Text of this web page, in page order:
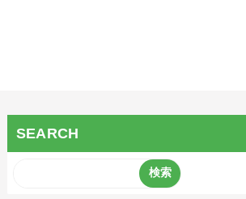
SEARCH